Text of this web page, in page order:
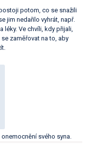
potom, co se snažili
jim nedařilo vyhrát, např.
léky. Ve chvíli, kdy přijali,
zaměřovat na to, aby
svého syna.